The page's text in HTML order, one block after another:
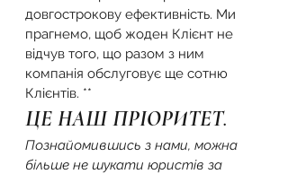
довгострокову ефективність. Ми
прагнемо, щоб жоден Клієнт не
відчув того, що разом з ним
компанія обслуговує ще сотню
Клієнтів. **
ЦЕ НАШ ПРІОРИТЕТ.
Познайомившись з нами, можна
більше не шукати юристів за